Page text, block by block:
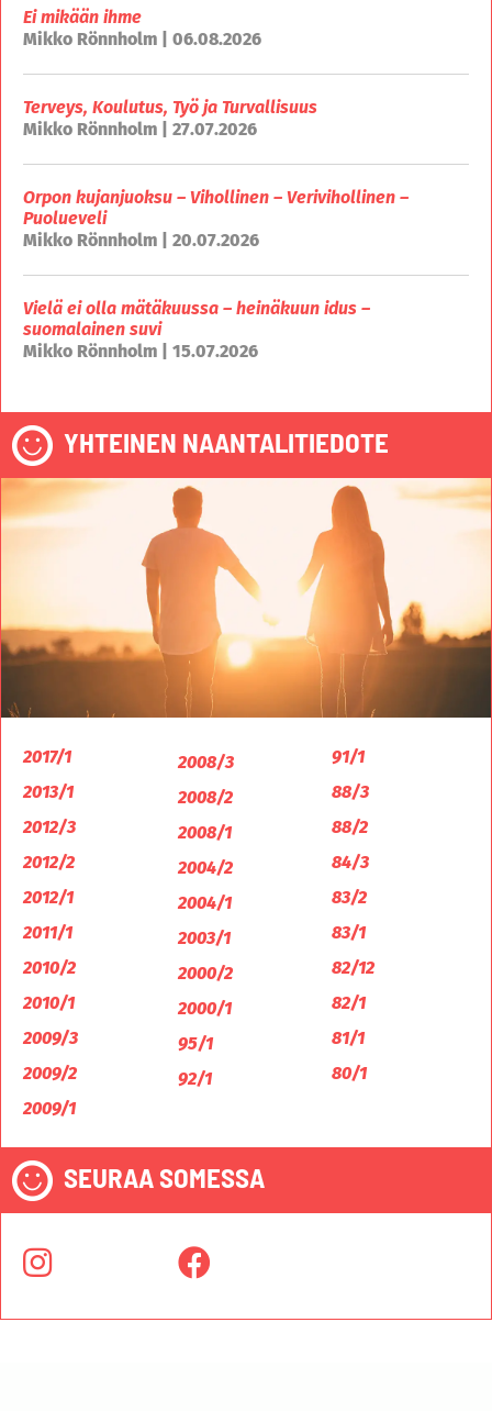
Ei mikään ihme
Mikko Rönnholm | 06.08.2026
Terveys, Koulutus, Työ ja Turvallisuus
Mikko Rönnholm | 27.07.2026
Orpon kujanjuoksu – Vihollinen – Verivihollinen –
Puolueveli
Mikko Rönnholm | 20.07.2026
Vielä ei olla mätäkuussa – heinäkuun idus –
suomalainen suvi
Mikko Rönnholm | 15.07.2026
YHTEINEN NAANTALITIEDOTE
2017/1
2013/1
2012/3
2012/2
2012/1
2011/1
2010/2
2010/1
2009/3
2009/2
2009/1
2008/3
2008/2
2008/1
2004/2
2004/1
2003/1
2000/2
2000/1
95/1
92/1
91/1
88/3
88/2
84/3
83/2
83/1
82/12
82/1
81/1
80/1
SEURAA SOMESSA